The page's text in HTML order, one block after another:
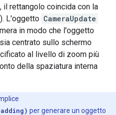
rettangolo coincida con la
L'oggetto CameraUpdate
in modo che l'oggetto
centrato sullo schermo
al livello di zoom più
della spaziatura interna
per generare un oggetto